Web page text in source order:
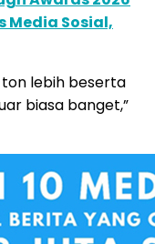
Media Sosial,
lebih beserta
biasa banget,”